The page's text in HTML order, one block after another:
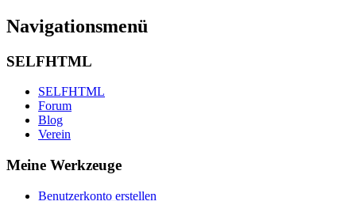
Navigationsmenü
SELFHTML
SELFHTML
Forum
Blog
Verein
Meine Werkzeuge
Benutzerkonto erstellen